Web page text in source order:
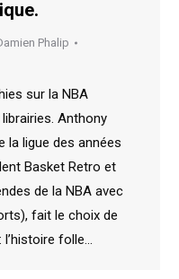
Phalip
sur la NBA
Anthony
la ligue des années
Basket Retro et
de la NBA avec
fait le choix de
l’histoire folle…